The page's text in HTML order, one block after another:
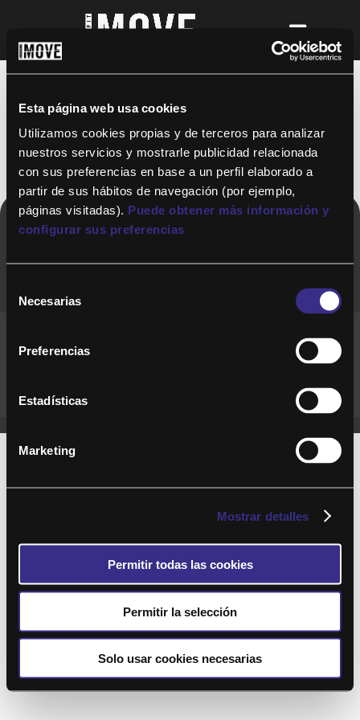
Esta página web usa cookies
Utilizamos cookies propias y de terceros para analizar
nuestros servicios y mostrarle publicidad relacionada
con sus preferencias en base a un perfil elaborado a
partir de sus hábitos de navegación (por ejemplo,
páginas visitadas). Puede obtener más información y
configurar sus preferencias
Necesarias
Preferencias
Estadísticas
Marketing
Mostrar detalles
Permitir todas las cookies
Permitir la selección
Solo usar cookies necesarias
Gracias por contactarnos
Volver a la Home
Copyright © 2020. Todos los derechos
reservados
Política de cookies